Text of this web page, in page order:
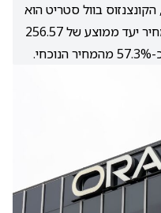
בהתחייבויות הקשורות ל-OpenAI, הקונצנזוס בוול סטריט הוא
"קנייה חזקה" למניית אורקל, עם מחיר יעד ממוצע של 256.57